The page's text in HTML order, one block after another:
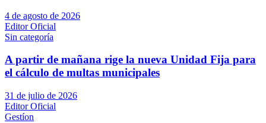
4 de agosto de 2026
Editor Oficial
Sin categoría
A partir de mañana rige la nueva Unidad Fija para
el cálculo de multas municipales
31 de julio de 2026
Editor Oficial
Gestíon